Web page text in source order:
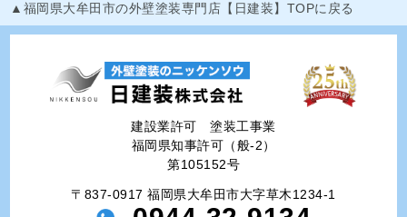
▲福岡県大牟田市の外壁塗装専門店【日建装】TOPに戻る
建設業許可 塗装工事業
福岡県知事許可（般-2）
第105152号
〒837-0917 福岡県大牟田市大字草木1234-1